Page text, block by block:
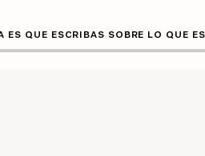
QUE ESCRIBAS SOBRE LO QUE